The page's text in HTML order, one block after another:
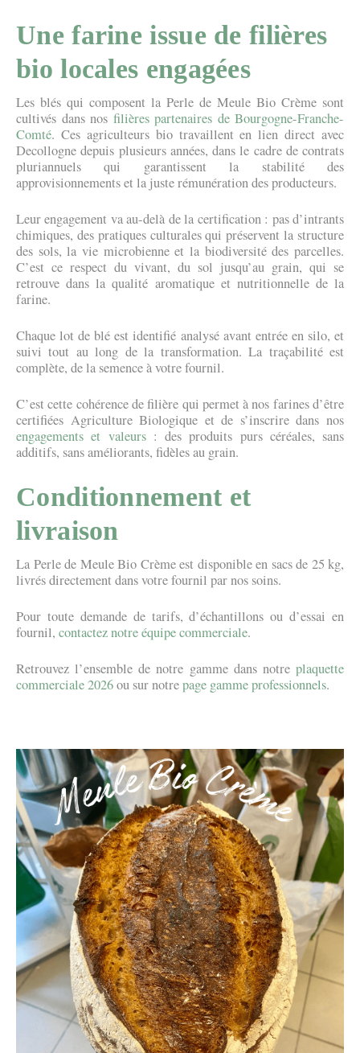
Une farine issue de filières
bio locales engagées
Les blés qui composent la Perle de Meule Bio Crème sont
cultivés dans nos filières partenaires de Bourgogne-Franche-
Comté. Ces agriculteurs bio travaillent en lien direct avec
Decollogne depuis plusieurs années, dans le cadre de contrats
pluriannuels qui garantissent la stabilité des
approvisionnements et la juste rémunération des producteurs.
Leur engagement va au-delà de la certification : pas d’intrants
chimiques, des pratiques culturales qui préservent la structure
des sols, la vie microbienne et la biodiversité des parcelles.
C’est ce respect du vivant, du sol jusqu’au grain, qui se
retrouve dans la qualité aromatique et nutritionnelle de la
farine.
Chaque lot de blé est identifié analysé avant entrée en silo, et
suivi tout au long de la transformation. La traçabilité est
complète, de la semence à votre fournil.
C’est cette cohérence de filière qui permet à nos farines d’être
certifiées Agriculture Biologique et de s’inscrire dans nos
engagements et valeurs: des produits purs céréales, sans
additifs, sans améliorants, fidèles au grain.
Conditionnement et
livraison
La Perle de Meule Bio Crème est disponible en sacs de 25 kg,
livrés directement dans votre fournil par nos soins.
Pour toute demande de tarifs, d’échantillons ou d’essai en
fournil, contactez notre équipe commerciale.
Retrouvez l’ensemble de notre gamme dans notre plaquette
commerciale 2026ou sur notrepage gamme professionnels.